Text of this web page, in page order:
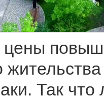
цены
Так